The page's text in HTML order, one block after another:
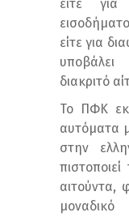
είτε για
είτε για
διακριτό
Το ΠΦΚ
αυτόματα
στην
αιτούντα,